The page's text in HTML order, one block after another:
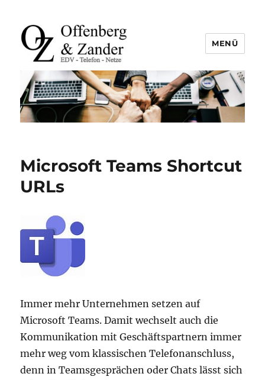
offenberg & zander gbr |
leutefeldstraße 25 | 47800 krefeld
| tel. +49 2151 45 45 840 | info@oz-
it.de
MENÜ
Microsoft Teams Shortcut
URLs
Immer mehr Unternehmen setzen auf
Microsoft Teams. Damit wechselt auch die
Kommunikation mit Geschäftspartnern immer
mehr weg vom klassischen Telefonanschluss,
denn in Teamsgesprächen oder Chats lässt sich